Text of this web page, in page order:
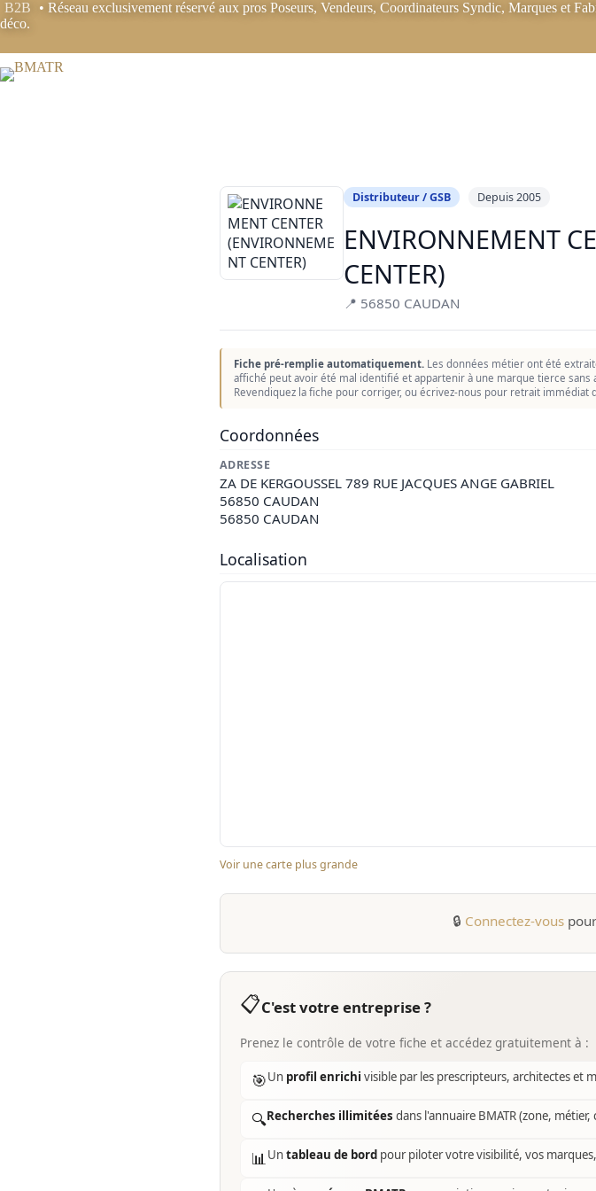
Passer
au
B2B
• Réseau exclusivement réservé aux pros Poseurs, Vendeurs, Coordinateurs Syndic, Marques et
déco.
Distributeur / GSB Depuis 2005
ENVIRONNEMENT
CENTER)
📍 56850 CAUDAN
Fiche pré-remplie automatiquement. Les données métier ont été
affiché peut avoir été mal identifié et appartenir à une marque tierce
Revendiquez la fiche pour corriger, ou écrivez-nous pour retrait immédiat
Coordonnées
ADRESSE
ZA DE KERGOUSSEL 789 RUE JACQUES ANGE GABRIEL
56850 CAUDAN
56850 CAUDAN
Localisation
Voir une carte plus grande
🔒 Connectez-vous
📋C'est votre entreprise ?
Prenez le contrôle de votre fiche et accédez gratuitement à :
🎯Un profil enrichi visible par les prescripteurs, architectes et
🔍Recherches illimitées dans l'annuaire BMATR (zone,
📊Untableau de bord pour piloter votre visibilité, vos